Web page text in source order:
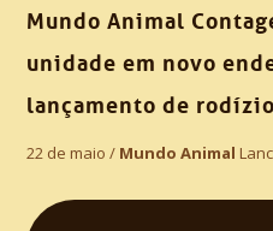
Mundo Animal
unidade em novo
lançamento de
22 de maio / Mundo Animal